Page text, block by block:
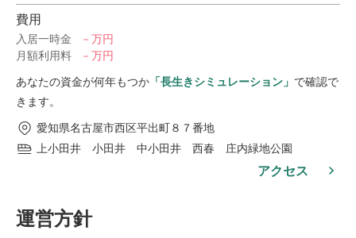
費用
入居一時金
－万円
月額利用料
－万円
あなたの資金が何年もつか 「長生きシミュレーション」 で確認で
きます。
愛知県名古屋市西区平出町８７番地
上小田井 小田井 中小田井 西春 庄内緑地公園
アクセス
運営方針